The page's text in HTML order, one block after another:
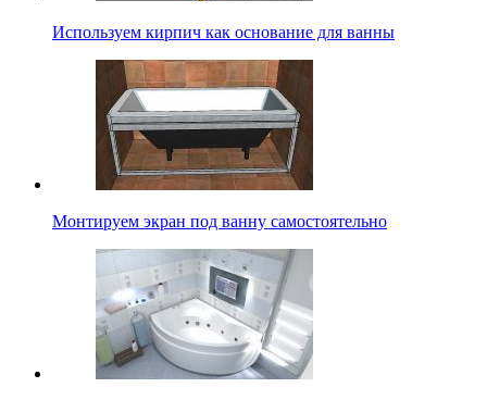
Используем кирпич как основание для ванны
Монтируем экран под ванну самостоятельно